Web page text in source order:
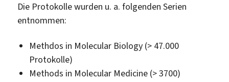
Die Protokolle wurden u. a. folgenden Serien
entnommen:
Methdos in Molecular Biology (> 47.000
Protokolle)
Methods in Molecular Medicine (> 3700)